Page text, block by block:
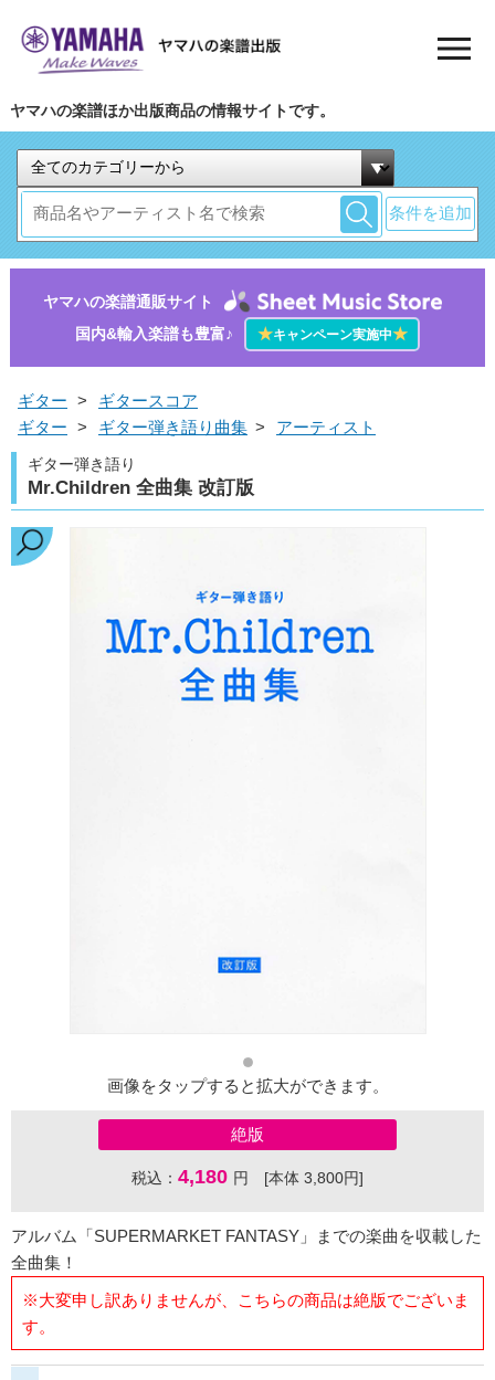
ヤマハの楽譜ほか出版商品の情報サイトです。
条件を追加
ヤマハの楽譜通販サイト
国内&輸入楽譜も豊富♪
★キャンペーン実施中★
ギター >
ギタースコア
ギター > ギター弾き語り曲集 > アーティスト
ギター弾き語り
Mr.Children 全曲集 改訂版
画像をタップすると拡大ができます。
絶版
税込： 4,180 円 [本体 3,800円]
アルバム「SUPERMARKET FANTASY」までの楽曲を収載した
全曲集！
※大変申し訳ありませんが、こちらの商品は絶版でございま
す。